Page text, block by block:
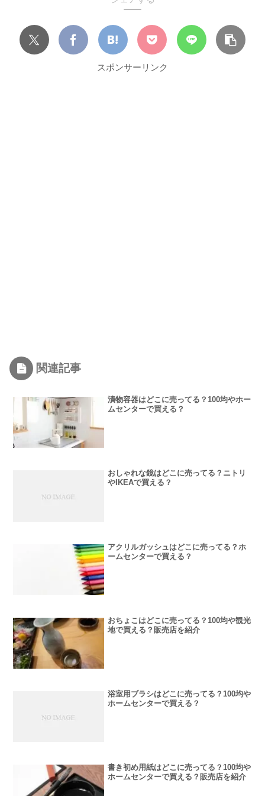
スポンサーリンク
関連記事
漬物容器はどこに売ってる？100均やホー
ムセンターで買える？
おしゃれな鏡はどこに売ってる？ニトリ
やIKEAで買える？
アクリルガッシュはどこに売ってる？ホ
ームセンターで買える？
おちょこはどこに売ってる？100均や観光
地で買える？販売店を紹介
浴室用ブラシはどこに売ってる？100均や
ホームセンターで買える？
書き初め用紙はどこに売ってる？100均や
ホームセンターで買える？販売店を紹介